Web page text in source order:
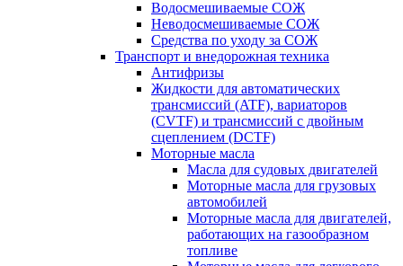
Водосмешиваемые СОЖ
Неводосмешиваемые СОЖ
Средства по уходу за СОЖ
Транспорт и внедорожная техника
Антифризы
Жидкости для автоматических
трансмиссий (ATF), вариаторов
(CVTF) и трансмиссий с двойным
сцеплением (DCTF)
Моторные масла
Масла для судовых двигателей
Моторные масла для грузовых
автомобилей
Моторные масла для двигателей,
работающих на газообразном
топливе